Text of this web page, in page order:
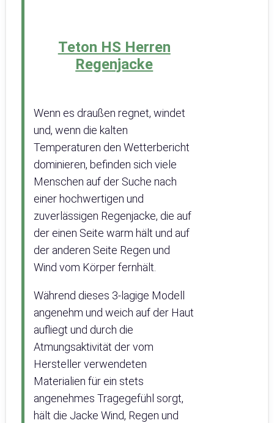
Teton HS Herren
Regenjacke
Wenn es draußen regnet, windet
und, wenn die kalten
Temperaturen den Wetterbericht
dominieren, befinden sich viele
Menschen auf der Suche nach
einer hochwertigen und
zuverlässigen Regenjacke, die auf
der einen Seite warm hält und auf
der anderen Seite Regen und
Wind vom Körper fernhält.
Während dieses 3-lagige Modell
angenehm und weich auf der Haut
aufliegt und durch die
Atmungsaktivität der vom
Hersteller verwendeten
Materialien für ein stets
angenehmes Tragegefühl sorgt,
hält die Jacke Wind, Regen und